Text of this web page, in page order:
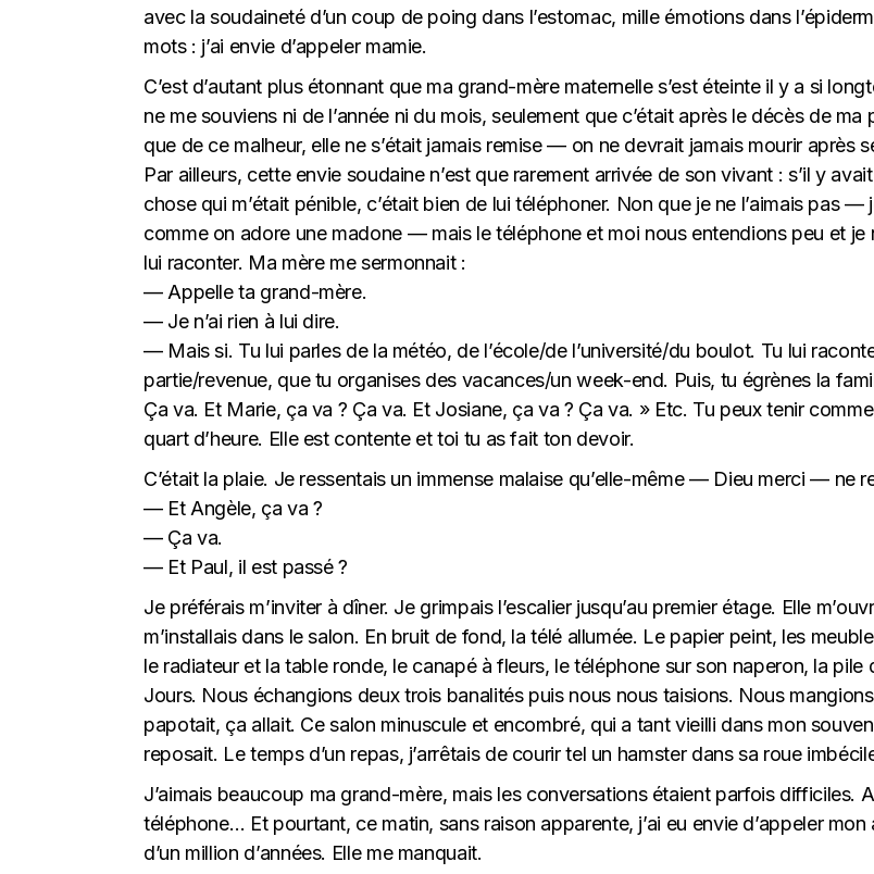
avec la soudaineté d’un coup de poing dans l’estomac, mille émotions dans
mots : j’ai envie d’appeler mamie.
C’est d’autant plus étonnant que ma grand-mère maternelle s’est éteinte il y a si
ne me souviens ni de l’année ni du mois, seulement que c’était après le décès de ma
que de ce malheur, elle ne s’était jamais remise — on ne devrait jamais mourir après
Par ailleurs, cette envie soudaine n’est que rarement arrivée de son vivant : s’il y
chose qui m’était pénible, c’était bien de lui téléphoner. Non que je ne l’aimais pas —
comme on adore une madone — mais le téléphone et moi nous entendions peu et je
lui raconter. Ma mère me sermonnait :
— Appelle ta grand-mère.
— Je n’ai rien à lui dire.
— Mais si. Tu lui parles de la météo, de l’école/de l’université/du boulot. Tu lui
partie/revenue, que tu organises des vacances/un week-end. Puis, tu égrènes la
Ça va. Et Marie, ça va ? Ça va. Et Josiane, ça va ? Ça va. » Etc. Tu peux tenir
quart d’heure. Elle est contente et toi tu as fait ton devoir.
C’était la plaie. Je ressentais un immense malaise qu’elle-même — Dieu merci — ne
— Et Angèle, ça va ?
— Ça va.
— Et Paul, il est passé ?
Je préférais m’inviter à dîner. Je grimpais l’escalier jusqu’au premier étage. Elle
m’installais dans le salon. En bruit de fond, la télé allumée. Le papier peint, les
le radiateur et la table ronde, le canapé à fleurs, le téléphone sur son naperon, la pile
Jours. Nous échangions deux trois banalités puis nous nous taisions. Nous
papotait, ça allait. Ce salon minuscule et encombré, qui a tant vieilli dans mon
reposait. Le temps d’un repas, j’arrêtais de courir tel un hamster dans sa roue
J’aimais beaucoup ma grand-mère, mais les conversations étaient parfois difficiles.
téléphone… Et pourtant, ce matin, sans raison apparente, j’ai eu envie d’appeler
d’un million d’années. Elle me manquait.